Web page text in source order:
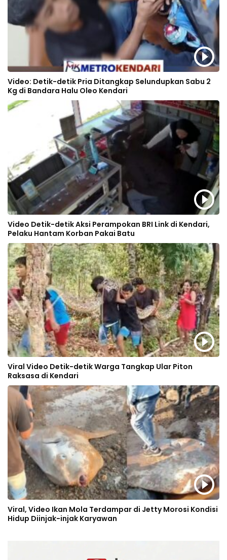
Video: Detik-detik Pria Ditangkap Selundupkan Sabu 2
Kg di Bandara Halu Oleo Kendari
Video Detik-detik Aksi Perampokan BRI Link di Kendari,
Pelaku Hantam Korban Pakai Batu
Viral Video Detik-detik Warga Tangkap Ular Piton
Raksasa di Kendari
Viral, Video Ikan Mola Terdampar di Jetty Morosi Kondisi
Hidup Diinjak-injak Karyawan